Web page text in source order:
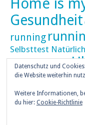
Gesundheit
running
Selbsttest
Skaten Tageskalender
ZEITZULEBEN
Datenschutz und
die Website weiterhin
Weitere Informationen,
du hier: Cookie-Richtlinie